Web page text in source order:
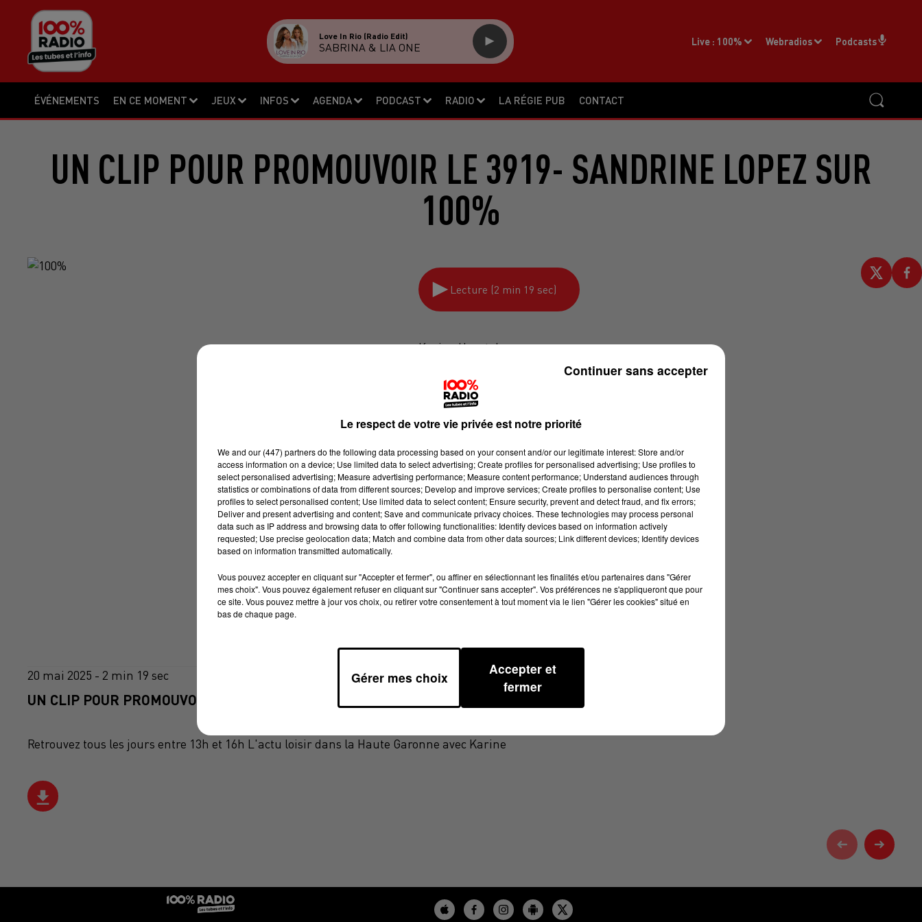
ÉVÉNEMENTS EN CE MOMENT JEUX INFOS AGENDA PODCAST RADIO LA RÉGIE PUB CONTACT
Live : 100% Webradios Podcasts
Love In Rio (radio Edit)
SABRINA & LIA ONE
UN CLIP POUR PROMOUVOIR LE 3919- SANDRINE LOPEZ SUR
100%
Lecture (2 min 19 sec)
Karine Hurstel
100% chez-vous dans la Haute-Garonne
20 mai 2025 - 2 min 19 sec
UN CLIP POUR PROMOUVOIR LE 3919- SANDRINE LOPEZ SUR 100%
Retrouvez tous les jours entre 13h et 16h L'actu loisir dans la Haute Garonne avec Karine
Le respect de votre vie privée est notre priorité
We and our (447) partnersdo the following data processing based on your consent and/or our legitimate interest: Store and/or
access information on a device; Use limited data to select advertising; Create profiles for personalised advertising; Use profiles to
select personalised advertising; Measure advertising performance; Measure content performance; Understand audiences through
statistics or combinations of data from different sources; Develop and improve services; Create profiles to personalise content; Use
profiles to select personalised content; Use limited data to select content; Ensure security, prevent and detect fraud, and fix errors;
Deliver and present advertising and content; Save and communicate privacy choices. These technologies may process personal
data such as IP address and browsing data to offer following functionalities: Identify devices based on information actively
requested; Use precise geolocation data; Match and combine data from other data sources; Link different devices; Identify devices
based on information transmitted automatically.
Vous pouvez accepter en cliquant sur "Accepter et fermer", ou affiner en sélectionnant les finalités et/ou partenaires dans "Gérer
mes choix". Vous pouvez également refuser en cliquant sur "Continuer sans accepter". Vos préférences ne s'appliqueront que pour
ce site. Vous pouvez mettre à jour vos choix, ou retirer votre consentement à tout moment via le lien "Gérer les cookies" situé en
bas de chaque page.
Gérer mes choix
Accepter et
fermer
Continuer sans accepter